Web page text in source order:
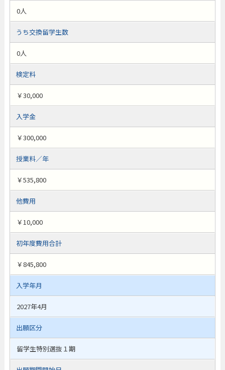
0人
うち交換留学生数
0人
検定料
￥30,000
入学金
￥300,000
授業料／年
￥535,800
他費用
￥10,000
初年度費用合計
￥845,800
入学年月
2027年4月
出願区分
留学生特別選抜１期